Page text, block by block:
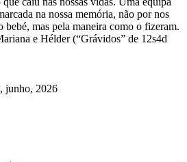
na nossa memória, não por nos
bebé, mas pela maneira como o fizeram.
e Hélder (“Grávidos” de 12s4d
junho, 2026